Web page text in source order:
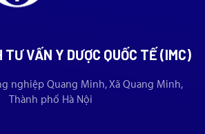
TƯ VẤN Y DƯỢC QUỐC TẾ (IMC)
nghiệp Quang Minh, Xã Quang Minh,
Thành phố Hà Nội